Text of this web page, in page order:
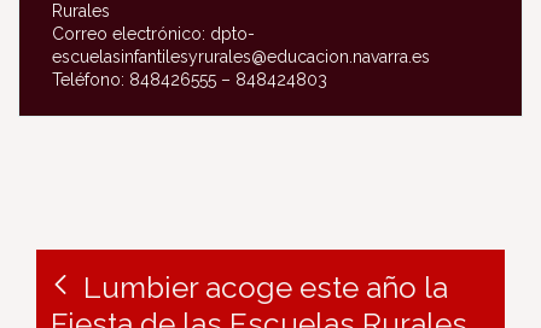
Rurales
Correo electrónico: dpto-
escuelasinfantilesyrurales@educacion.navarra.es
Teléfono: 848426555 – 848424803
Lumbier acoge este año la